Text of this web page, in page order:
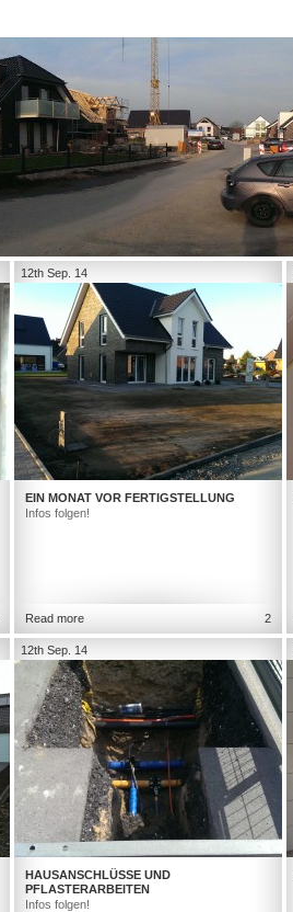
12th Sep. 14
EIN MONAT VOR FERTIGSTELLUNG
Infos folgen!
Read more 2
12th Sep. 14
HAUSANSCHLÜSSE UND
PFLASTERARBEITEN
Infos folgen!